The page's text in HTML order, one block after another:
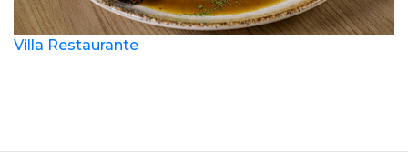
Villa Restaurante